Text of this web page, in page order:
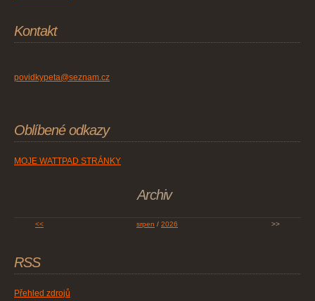
Kontakt
povidkypeta@seznam.cz
Oblíbené odkazy
MOJE WATTPAD STRÁNKY
Archiv
<< srpen / 2026 >>
RSS
Přehled zdrojů